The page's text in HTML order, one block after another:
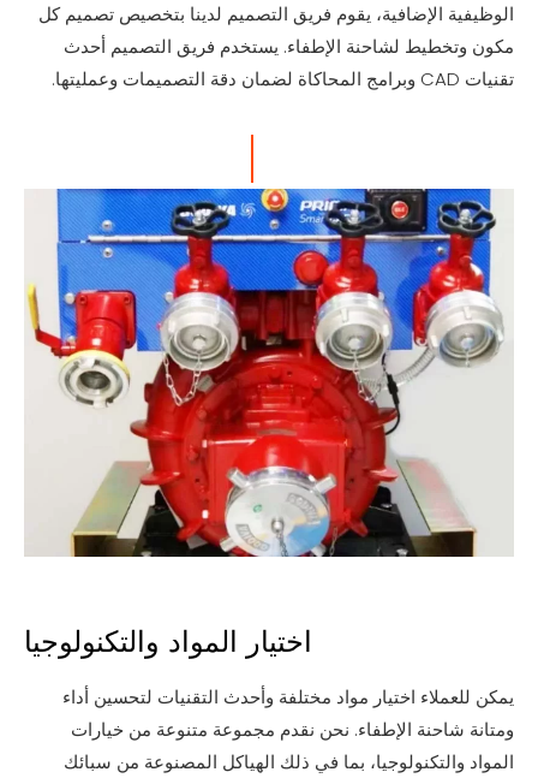
الوظيفية الإضافية، يقوم فريق التصميم لدينا بتخصيص تصميم كل
مكون وتخطيط لشاحنة الإطفاء. يستخدم فريق التصميم أحدث
تقنيات CAD وبرامج المحاكاة لضمان دقة التصميمات وعمليتها.
اختيار المواد والتكنولوجيا
يمكن للعملاء اختيار مواد مختلفة وأحدث التقنيات لتحسين أداء
ومتانة شاحنة الإطفاء. نحن نقدم مجموعة متنوعة من خيارات
المواد والتكنولوجيا، بما في ذلك الهياكل المصنوعة من سبائك